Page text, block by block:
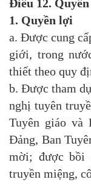
Điều 12.
1. Quyền lợi
a. Được cung
giới, trong
thiết theo quy
b. Được tham
nghị tuyên
Tuyên giáo và
Đảng, Ban
mời; được bồi
truyền miệng,